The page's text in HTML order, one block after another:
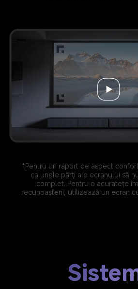
*Pentru un raport de aspect
ca unele părți ale ecranului să
complet. Pentru o acuratețe
recunoașterii, utilizează un ecran